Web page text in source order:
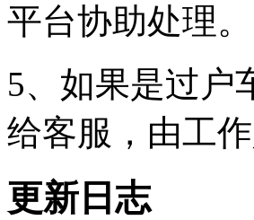
平台协助处理。
5、如果是过户
给客服，由工
更新日志